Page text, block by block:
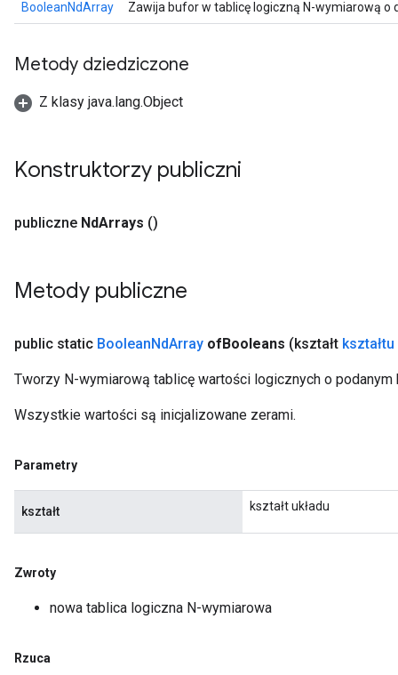
BooleanNdArray
Zawija bufor w tablicę logiczną N-wymiarową o
Metody dziedziczone
Z klasy java.lang.Object
Konstruktorzy publiczni
publiczne NdArrays ()
Metody publiczne
public static BooleanNdArray ofBooleans (kształt kształtu
Tworzy N-wymiarową tablicę wartości logicznych o podanym
Wszystkie wartości są inicjalizowane zerami.
Parametry
kształt kształt układu
Zwroty
nowa tablica logiczna N-wymiarowa
Rzuca